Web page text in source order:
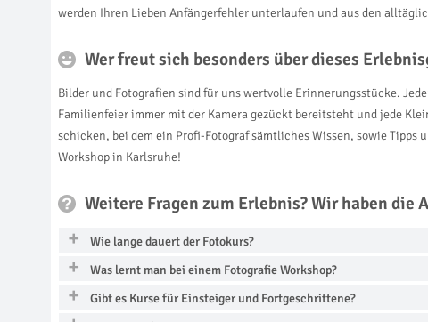
werden Ihren Lieben Anfängerfehler unterlaufen und aus den
Wer freut sich besonders über dieses
Bilder und Fotografien sind für uns wertvolle Erinnerungsstücke.
Familienfeier immer mit der Kamera gezückt bereitsteht und jede
schicken, bei dem ein Profi-Fotograf sämtliches Wissen, sowie
Workshop in Karlsruhe!
Weitere Fragen zum Erlebnis? Wir haben die
Wie lange dauert der Fotokurs?
Was lernt man bei einem Fotografie Workshop?
Gibt es Kurse für Einsteiger und Fortgeschrittene?